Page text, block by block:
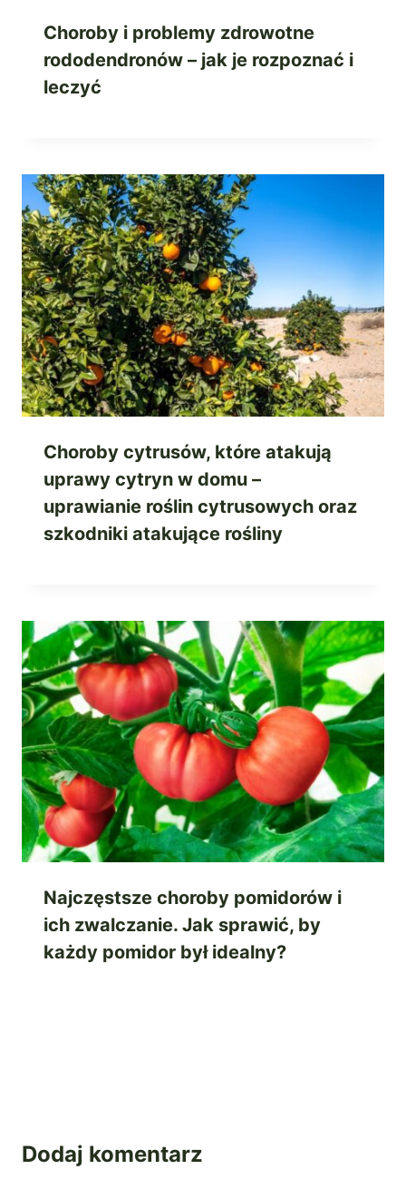
Choroby i problemy zdrowotne
rododendronów – jak je rozpoznać i
leczyć
Choroby cytrusów, które atakują
uprawy cytryn w domu –
uprawianie roślin cytrusowych oraz
szkodniki atakujące rośliny
Najczęstsze choroby pomidorów i
ich zwalczanie. Jak sprawić, by
każdy pomidor był idealny?
Dodaj komentarz